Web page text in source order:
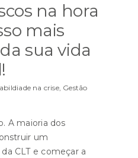
na hora
mais
sua vida
na crise, Gestão
A maioria dos
um
CLT e começar a